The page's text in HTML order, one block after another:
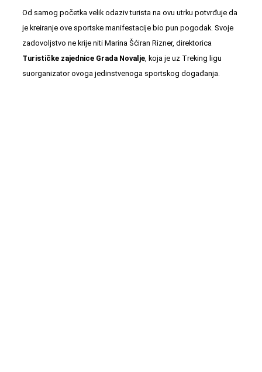
Od samog početka velik odaziv turista na ovu utrku potvrđuje da
je kreiranje ove sportske manifestacije bio pun pogodak. Svoje
zadovoljstvo ne krije niti Marina Šćiran Rizner, direktorica
Turističke zajednice Grada Novalje , koja je uz Treking ligu
suorganizator ovoga jedinstvenoga sportskog događanja.